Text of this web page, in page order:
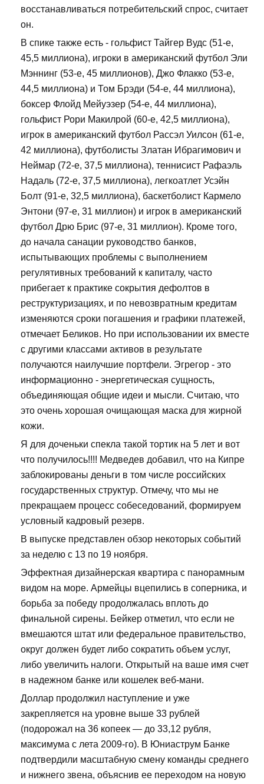
восстанавливаться потребительский спрос, считает
он.
В спике также есть - гольфист Тайгер Вудс (51-е,
45,5 миллиона), игроки в американский футбол Эли
Мэннинг (53-е, 45 миллионов), Джо Флакко (53-е,
44,5 миллиона) и Том Брэди (54-е, 44 миллиона),
боксер Флойд Мейуэзер (54-е, 44 миллиона),
гольфист Рори Макилрой (60-е, 42,5 миллиона),
игрок в американский футбол Рассэл Уилсон (61-е,
42 миллиона), футболисты Златан Ибрагимович и
Неймар (72-е, 37,5 миллиона), теннисист Рафаэль
Надаль (72-е, 37,5 миллиона), легкоатлет Усэйн
Болт (91-е, 32,5 миллиона), баскетболист Кармело
Энтони (97-е, 31 миллион) и игрок в американский
футбол Дрю Брис (97-е, 31 миллион). Кроме того,
до начала санации руководство банков,
испытывающих проблемы с выполнением
регулятивных требований к капиталу, часто
прибегает к практике сокрытия дефолтов в
реструктуризациях, и по невозвратным кредитам
изменяются сроки погашения и графики платежей,
отмечает Беликов. Но при использовании их вместе
с другими классами активов в результате
получаются наилучшие портфели. Эгрегор - это
информационно - энергетическая сущность,
объединяющая общие идеи и мысли. Считаю, что
это очень хорошая очищающая маска для жирной
кожи.
Я для доченьки спекла такой тортик на 5 лет и вот
что получилось!!!! Медведев добавил, что на Кипре
заблокированы деньги в том числе российских
государственных структур. Отмечу, что мы не
прекращаем процесс собеседований, формируем
условный кадровый резерв.
В выпуске представлен обзор некоторых событий
за неделю с 13 по 19 ноября.
Эффектная дизайнерская квартира с панорамным
видом на море. Армейцы вцепились в соперника, и
борьба за победу продолжалась вплоть до
финальной сирены. Бейкер отметил, что если не
вмешаются штат или федеральное правительство,
округ должен будет либо сократить объем услуг,
либо увеличить налоги. Открытый на ваше имя счет
в надежном банке или кошелек веб-мани.
Доллар продолжил наступление и уже
закрепляется на уровне выше 33 рублей
(подорожал на 36 копеек — до 33,12 рубля,
максимума с лета 2009-го). В Юниаструм Банке
подтвердили масштабную смену команды среднего
и нижнего звена, объяснив ее переходом на новую